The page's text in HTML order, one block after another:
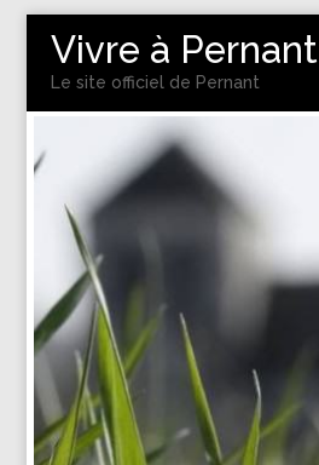
Vivre à Pernant
Le site officiel de Pernant